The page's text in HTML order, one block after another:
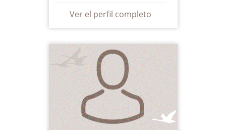
Ver el perfil completo